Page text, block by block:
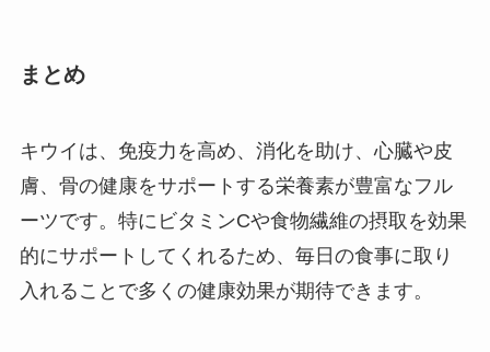
まとめ
キウイは、免疫力を高め、消化を助け、心臓や皮
膚、骨の健康をサポートする栄養素が豊富なフル
ーツです。特にビタミンCや食物繊維の摂取を効果
的にサポートしてくれるため、毎日の食事に取り
入れることで多くの健康効果が期待できます。